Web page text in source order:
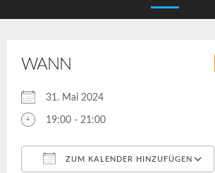
WANN
31. Mai 2024
19:00 - 21:00
ZUM KALENDER HINZUFÜGEN